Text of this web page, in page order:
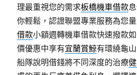
理最重視您的需求板橋機車借款
你輕鬆，認證聯盟專業服務為您
借款小額週轉機車借款快速撥款
價優惠中享有宜蘭賞鯨有環繞龜
船隊說明借錢將不同深度的治療